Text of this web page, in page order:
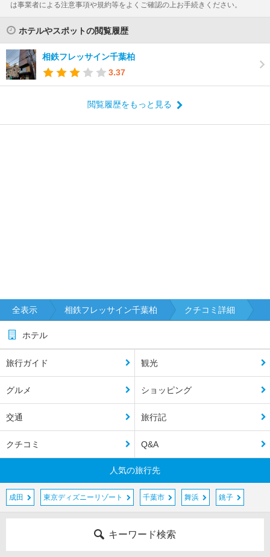
は事業者による注意事項や規約等をよくご確認の上お手続きください。
ホテルやスポットの閲覧履歴
相鉄フレッサイン千葉柏
3.37
閲覧履歴をもっと見る
全表示 相鉄フレッサイン千葉柏 クチコミ詳細
ホテル
旅行ガイド 観光
グルメ ショッピング
交通 旅行記
クチコミ Q&A
人気の旅行先
成田 東京ディズニーリゾート 千葉市 舞浜 銚子
キーワード検索